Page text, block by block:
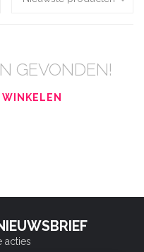
GEVONDEN!
acties